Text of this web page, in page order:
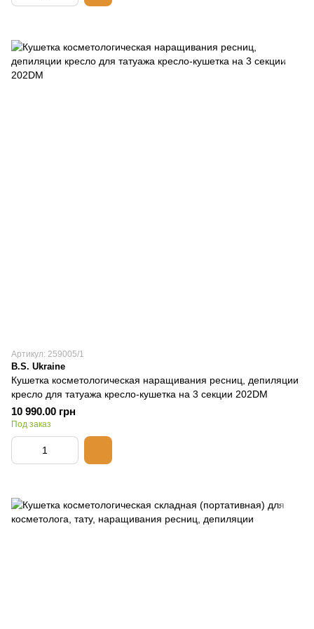
Артикул: 259005/1
B.S. Ukraine
Кушетка косметологическая наращивания ресниц, депиляции
кресло для татуажа кресло-кушетка на 3 секции 202DM
10 990.00 грн
Под заказ